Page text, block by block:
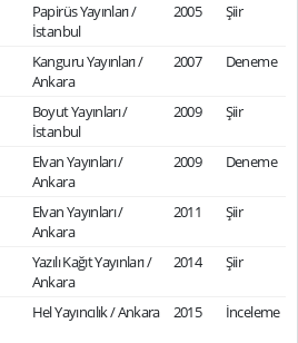
Papirüs Yayınları /
İstanbul
2005 Şiir
Kanguru Yayınları /
Ankara
2007 Deneme
Boyut Yayınları /
İstanbul
2009 Şiir
Elvan Yayınları /
Ankara
2009 Deneme
Elvan Yayınları /
Ankara
2011 Şiir
Yazılı Kağıt Yayınları /
Ankara
2014 Şiir
Hel Yayıncılık / Ankara 2015 İnceleme